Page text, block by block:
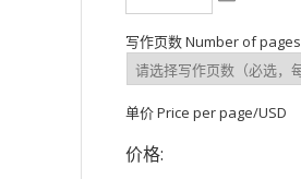
写作页数 Number of pages
单价 Price per page/USD
价格: